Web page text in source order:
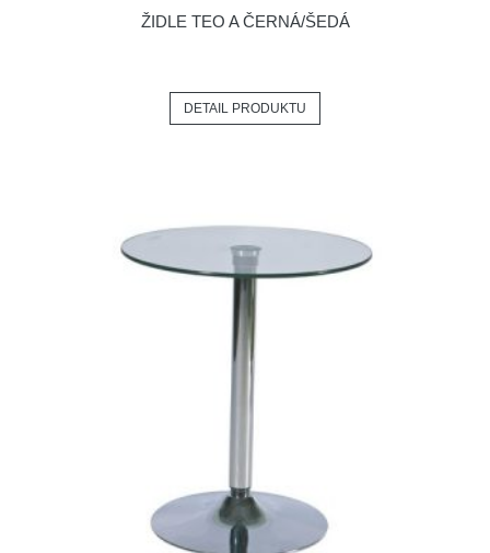
ŽIDLE TEO A ČERNÁ/ŠEDÁ
DETAIL PRODUKTU